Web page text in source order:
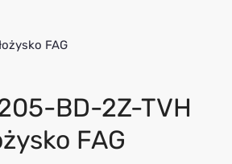
FAG
BD-2Z-TVH
FAG